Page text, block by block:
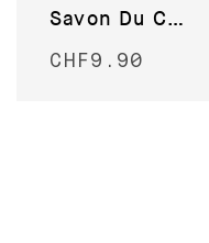
Savon Du Cœur du Valais
CHF 9.90